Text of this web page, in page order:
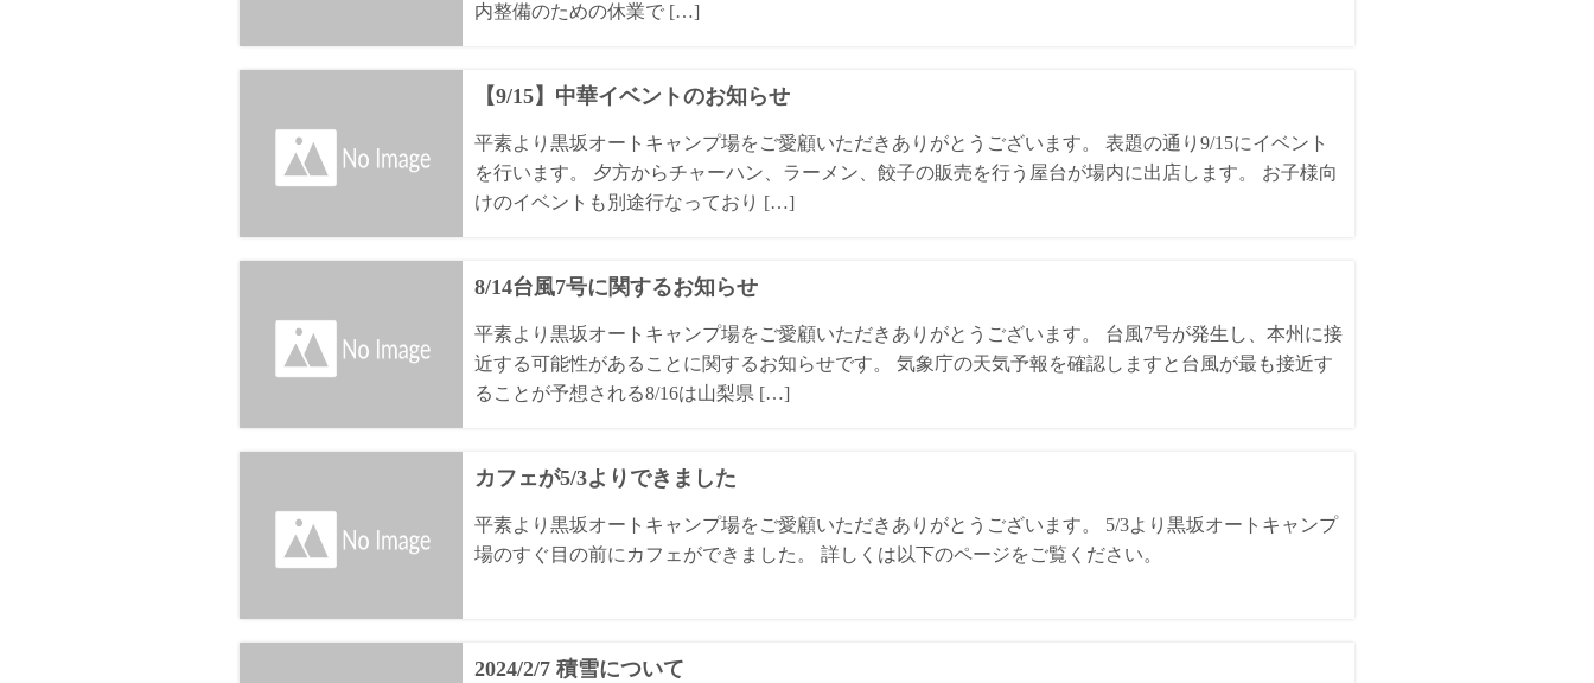
内整備のための休業で […]
【9/15】中華イベントのお知らせ
平素より黒坂オートキャンプ場をご愛顧いただきありがとうございます。 表題の通り9/15にイベント
を行います。 夕方からチャーハン、ラーメン、餃子の販売を行う屋台が場内に出店します。 お子様向
けのイベントも別途行なっており […]
8/14台風7号に関するお知らせ
平素より黒坂オートキャンプ場をご愛顧いただきありがとうございます。 台風7号が発生し、本州に接
近する可能性があることに関するお知らせです。 気象庁の天気予報を確認しますと台風が最も接近す
ることが予想される8/16は山梨県 […]
カフェが5/3よりできました
平素より黒坂オートキャンプ場をご愛顧いただきありがとうございます。 5/3より黒坂オートキャンプ
場のすぐ目の前にカフェができました。 詳しくは以下のページをご覧ください。
2024/2/7 積雪について